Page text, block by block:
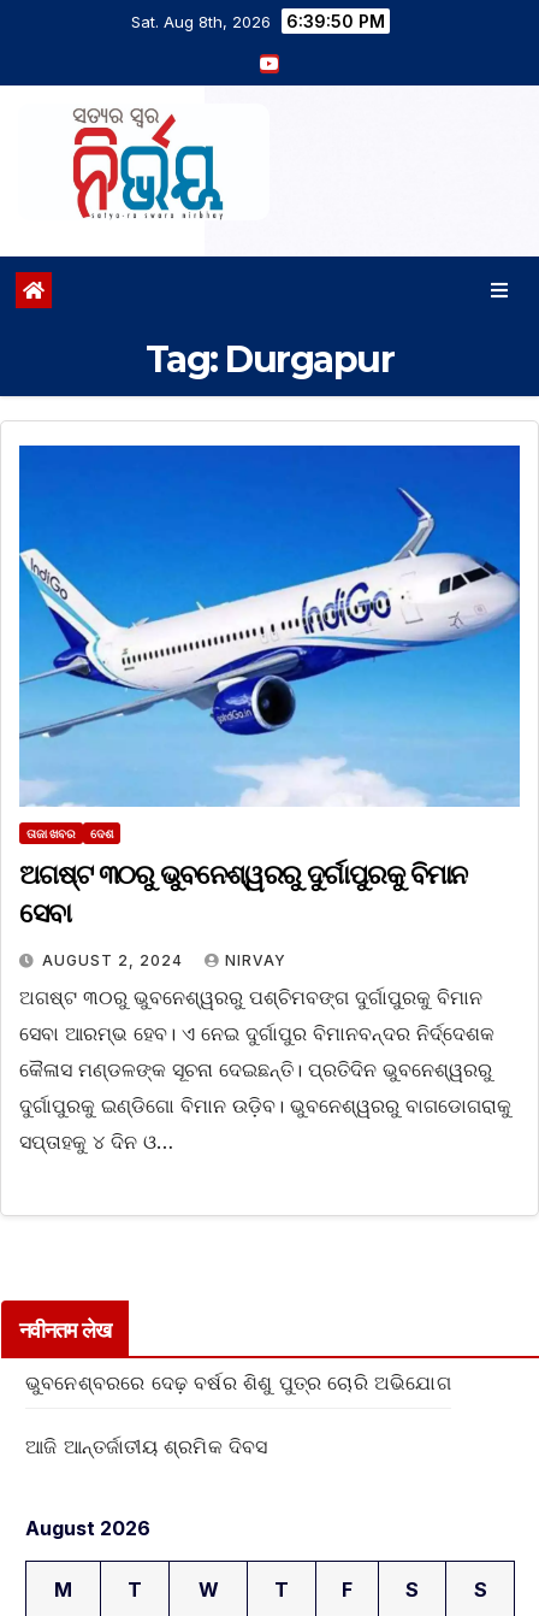
Sat. Aug 8th, 2026 6:39:51 PM
Tag: Durgapur
ତାଜା ଖବର ଦେଶ
ଅଗଷ୍ଟ ୩୦ରୁ ଭୁବନେଶ୍ୱରରୁ ଦୁର୍ଗାପୁରକୁ ବିମାନ
ସେବା
AUGUST 2, 2024 NIRVAY
ଅଗଷ୍ଟ ୩୦ରୁ ଭୁବନେଶ୍ୱରରୁ ପଶ୍ଚିମବଙ୍ଗ ଦୁର୍ଗାପୁରକୁ ବିମାନ
ସେବା ଆରମ୍ଭ ହେବ। ଏ ନେଇ ଦୁର୍ଗାପୁର ବିମାନବନ୍ଦର ନିର୍ଦ୍ଦେଶକ
କୈଳାସ ମଣ୍ଡଳଙ୍କ ସୂଚନା ଦେଇଛନ୍ତି। ପ୍ରତିଦିନ ଭୁବନେଶ୍ୱରରୁ
ଦୁର୍ଗାପୁରକୁ ଇଣ୍ଡିଗୋ ବିମାନ ଉଡ଼ିବ। ଭୁବନେଶ୍ୱରରୁ ବାଗଡୋଗରାକୁ
ସପ୍ତାହକୁ ୪ ଦିନ ଓ…
नवीनतम लेख
ଭୁବନେଶ୍ବରରେ ଦେଢ଼ ବର୍ଷର ଶିଶୁ ପୁତ୍ର ଚୋରି ଅଭିଯୋଗ
ଆଜି ଆନ୍ତର୍ଜାତୀୟ ଶ୍ରମିକ ଦିବସ
August 2026
M T W T F S S